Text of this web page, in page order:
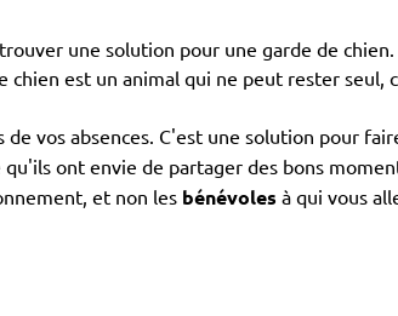
une solution pour une garde de chien.
chien est un animal qui ne peut rester seul,
vos absences. C'est une solution pour
ont envie de partager des bons
et non les bénévoles à qui vous